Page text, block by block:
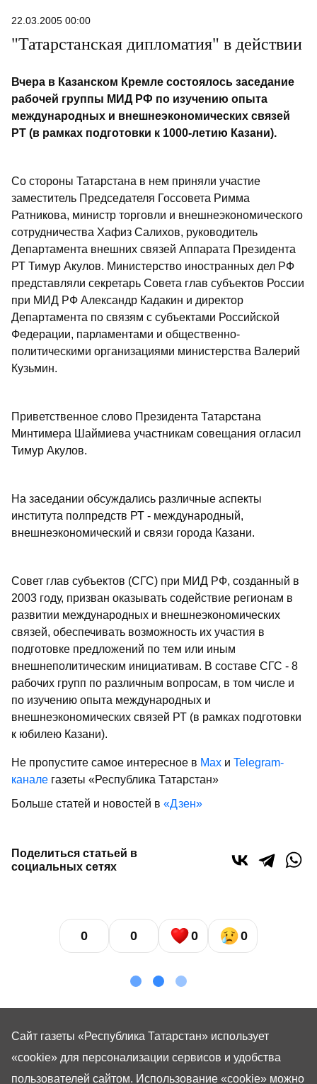
22.03.2005 00:00
"Татарстанская дипломатия" в действии
Вчера в Казанском Кремле состоялось заседание
рабочей группы МИД РФ по изучению опыта
международных и внешнеэкономических связей
РТ (в рамках подготовки к 1000-летию Казани).
Со стороны Татарстана в нем приняли участие
заместитель Председателя Госсовета Римма
Ратникова, министр торговли и внешнеэкономического
сотрудничества Хафиз Салихов, руководитель
Департамента внешних связей Аппарата Президента
РТ Тимур Акулов. Министерство иностранных дел РФ
представляли секретарь Совета глав субъектов России
при МИД РФ Александр Кадакин и директор
Департамента по связям с субъектами Российской
Федерации, парламентами и общественно-
политическими организациями министерства Валерий
Кузьмин.
Приветственное слово Президента Татарстана
Минтимера Шаймиева участникам совещания огласил
Тимур Акулов.
На заседании обсуждались различные аспекты
института полпредств РТ - международный,
внешнеэкономический и связи города Казани.
Совет глав субъектов (СГС) при МИД РФ, созданный в
2003 году, призван оказывать содействие регионам в
развитии международных и внешнеэкономических
связей, обеспечивать возможность их участия в
подготовке предложений по тем или иным
внешнеполитическим инициативам. В составе СГС - 8
рабочих групп по различным вопросам, в том числе и
по изучению опыта международных и
внешнеэкономических связей РТ (в рамках подготовки
к юбилею Казани).
Не пропустите самое интересное в Max и Telegram-
канале газеты «Республика Татарстан»
Больше статей и новостей в «Дзен»
Поделиться статьей в
социальных сетях
0 0 0 0
Сайт газеты «Республика Татарстан» использует
«cookie» для персонализации сервисов и удобства
пользователей сайтом. Использование «cookie» можно